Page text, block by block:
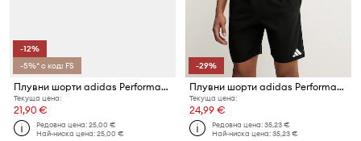
-12%
-5%* с код: FS
Плувни шорти adidas Performance
Текуща цена:
21,90 €
Редовна цена:25,00 €
Най-ниска цена:25,00 €
-29%
Плувни шорти adidas Performance Essentials
Текуща цена:
24,99 €
Редовна цена:35,23 €
Най-ниска цена:35,23 €